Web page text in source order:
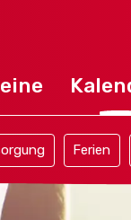
Ferien